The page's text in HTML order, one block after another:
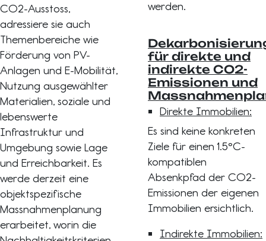
CO2-Ausstoss,
adressiere sie auch
Themenbereiche wie
Förderung von PV-
Anlagen und E-Mobilität,
Nutzung ausgewählter
Materialien, soziale und
lebenswerte
Infrastruktur und
Umgebung sowie Lage
und Erreichbarkeit. Es
werde derzeit eine
objektspezifische
Massnahmenplanung
erarbeitet, worin die
werden.
für direkte und
indirekte CO2-
Emissionen und
Direkte Immobilien:
Es sind keine konkreten
Ziele für einen 1.5°C-
kompatiblen
Absenkpfad der CO2-
Emissionen der eigenen
Immobilien ersichtlich.
Indirekte Immobilien: